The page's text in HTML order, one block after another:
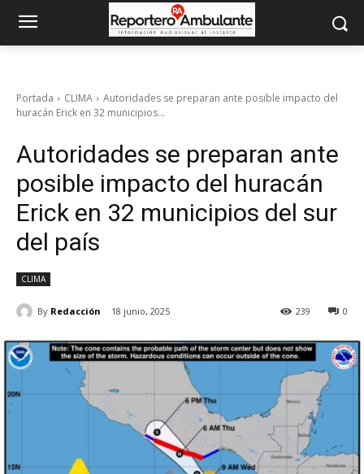
Portada CLIMA
Autoridades se preparan ante posible impacto del
huracán Erick en 32 municipios...
Autoridades se preparan ante
posible impacto del huracán
Erick en 32 municipios del sur
del país
CLIMA
By Redacción 18 junio, 2025 0
239